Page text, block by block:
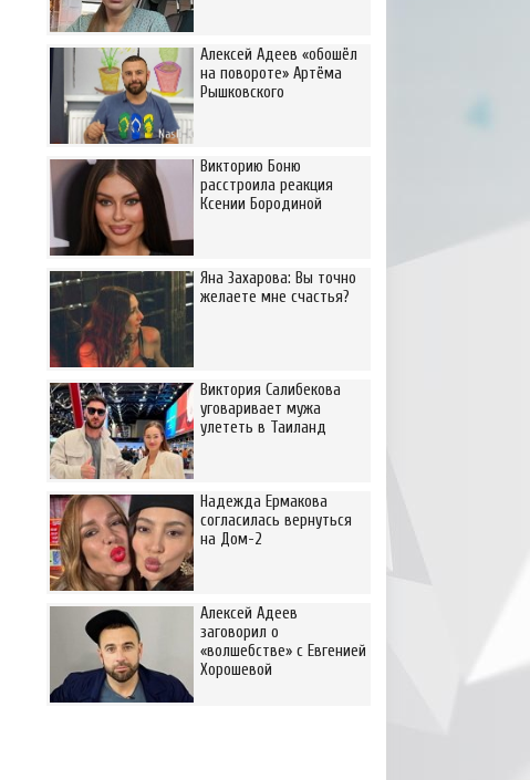
Алексей Адеев «обошёл
на повороте» Артёма
Рышковского
Викторию Боню
расстроила реакция
Ксении Бородиной
Яна Захарова: Вы точно
желаете мне счастья?
Виктория Салибекова
уговаривает мужа
улететь в Таиланд
Надежда Ермакова
согласилась вернуться
на Дом-2
Алексей Адеев
заговорил о
«волшебстве» с Евгенией
Хорошевой